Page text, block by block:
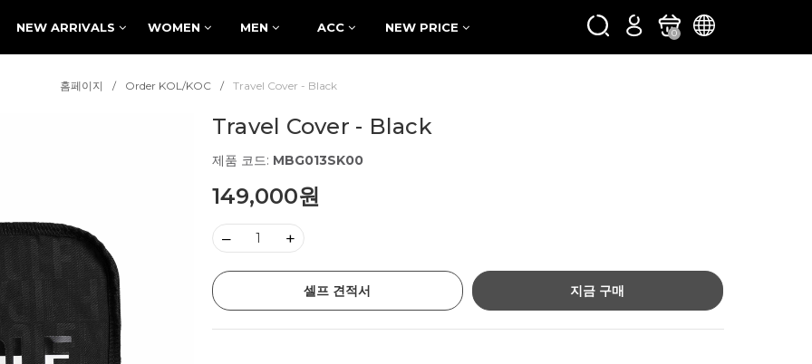
NEW ARRIVALS WOMEN MEN ACC NEW PRICE 0
홈페이지 Order KOL/KOC Travel Cover - Black
Travel Cover - Black
제품 코드: MBG013SK00
149,000원
– +
셀프 견적서 지금 구매